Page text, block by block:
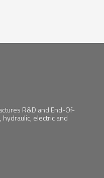
R&D and End-Of-
electric and